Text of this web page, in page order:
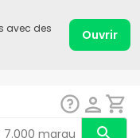
avec des
Ouvrir